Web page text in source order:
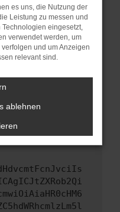
nur ein
kann auch dazu
nicht mehr
Schritte versucht
Wir werden
beheben. Du kannst
uns bei der
es uns, die Nutzung der
Leistung zu messen und
eingesetzt,
verwendet werden, um
und um Anzeigen
relevant sind.
ablehnen